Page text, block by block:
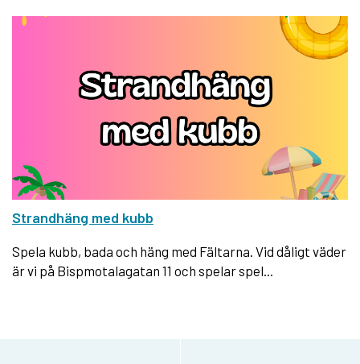
Strandhäng med kubb
Spela kubb, bada och häng med Fältarna. Vid dåligt väder
är vi på Bispmotalagatan 11 och spelar spel...